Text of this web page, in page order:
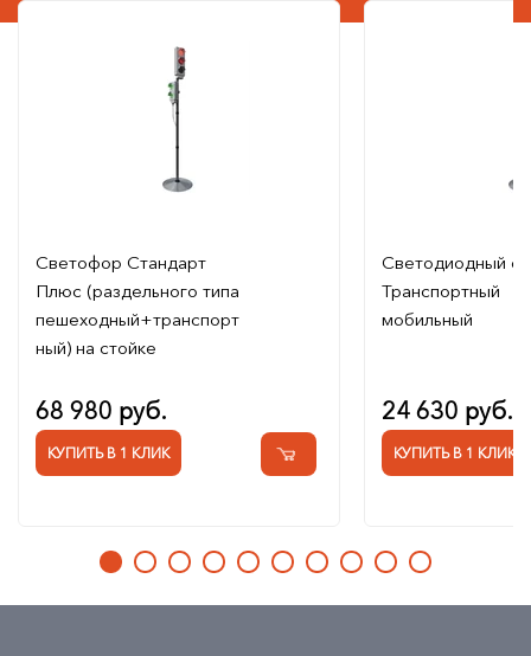
Светофор Стандарт
Плюс (раздельного типа
пешеходный+транспорт
ный) на стойке
68 980 руб.
КУПИТЬ В 1 КЛИК
Светодиодный
Транспортный
мобильный
24 630 руб.
КУПИТЬ В 1 КЛИК